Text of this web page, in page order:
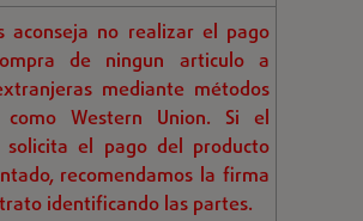
aconseja no realizar el pago
de ningun articulo a
mediante métodos
Western Union. Si el
solicita el pago del producto
recomendamos la firma
identificando las partes.